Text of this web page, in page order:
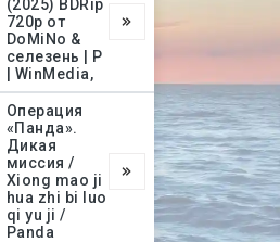
(2025) BDRip
720p от
DoMiNo &
селезень | P
| WinMedia,
Операция
«Панда».
Дикая
миссия /
Xiong mao ji
hua zhi bi luo
qi yu ji /
Panda